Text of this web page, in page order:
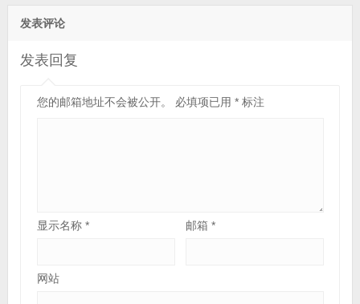
发表评论
发表回复
您的邮箱地址不会被公开。 必填项已用 *标注
显示名称 * 邮箱*
网站